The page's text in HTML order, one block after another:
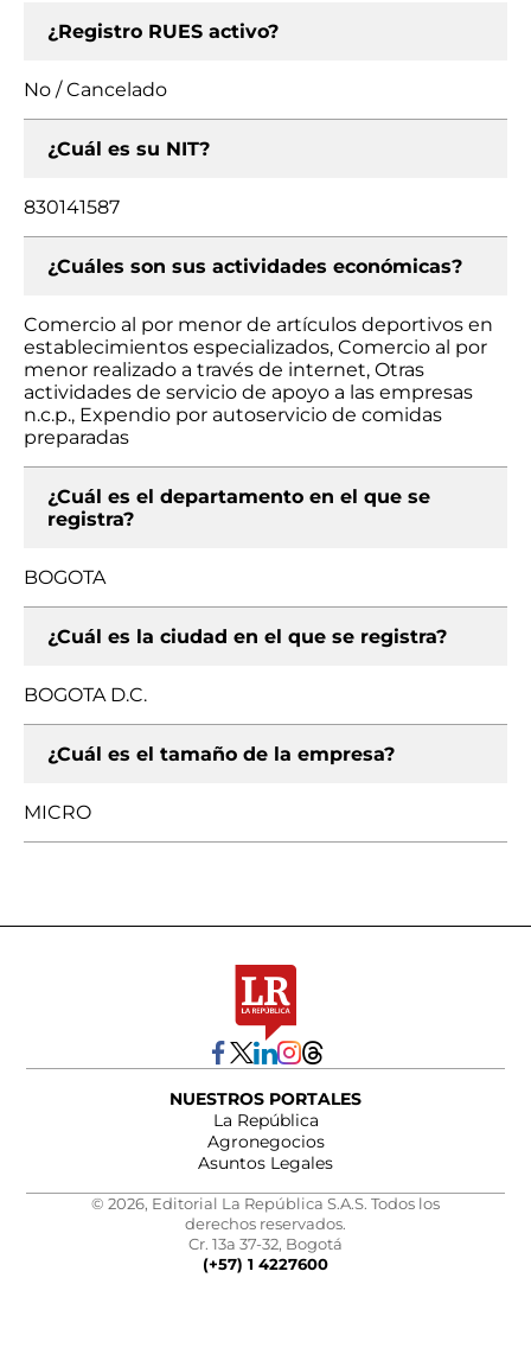
¿Registro RUES activo?
No / Cancelado
¿Cuál es su NIT?
830141587
¿Cuáles son sus actividades económicas?
Comercio al por menor de artículos deportivos en
establecimientos especializados, Comercio al por
menor realizado a través de internet, Otras
actividades de servicio de apoyo a las empresas
n.c.p., Expendio por autoservicio de comidas
preparadas
¿Cuál es el departamento en el que se
registra?
BOGOTA
¿Cuál es la ciudad en el que se registra?
BOGOTA D.C.
¿Cuál es el tamaño de la empresa?
MICRO
NUESTROS PORTALES
La República
Agronegocios
Asuntos Legales
© 2026, Editorial La República S.A.S. Todos los
derechos reservados.
Cr. 13a 37-32, Bogotá
(+57) 1 4227600